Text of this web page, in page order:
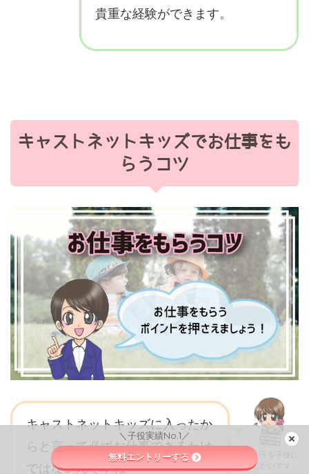
貴重な経験ができます。
キャストネットキッズでお仕事をも
らうコツ
キャストネットキッズに入ったか
らと言って必ずお仕事できるわけ
ではないんですね・・・
我が子を子役に
したいママ
＼子役実績No.1／
無料エントリーする